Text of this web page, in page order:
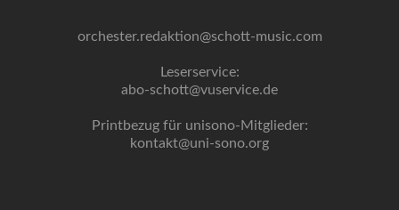
orchester.redaktion@schott-music.com
Leserservice:
abo-schott@vuservice.de
Printbezug für unisono-Mitglieder:
kontakt@uni-sono.org